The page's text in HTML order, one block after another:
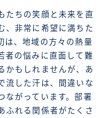
たちの笑顔と未来を直
、非常に希望に満ちた
は、地域の方々の熱量
者の悩みに直面して難
かもしれませんが、あ
流した汗は、間違いな
ながっています。部署
ふれる関係者がたくさ